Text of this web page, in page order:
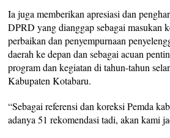
Ia juga memberikan apresiasi dan
DPRD yang dianggap sebagai masukan
perbaikan dan penyempurnaan
daerah ke depan dan sebagai acuan
program dan kegiatan di tahun-tahun
Kabupaten Kotabaru.
“Sebagai referensi dan koreksi Pemda
adanya 51 rekomendasi tadi, akan kami